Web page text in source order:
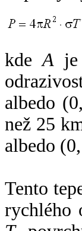
kdeA
albedo
než 25
albedo
Tento
rychlého